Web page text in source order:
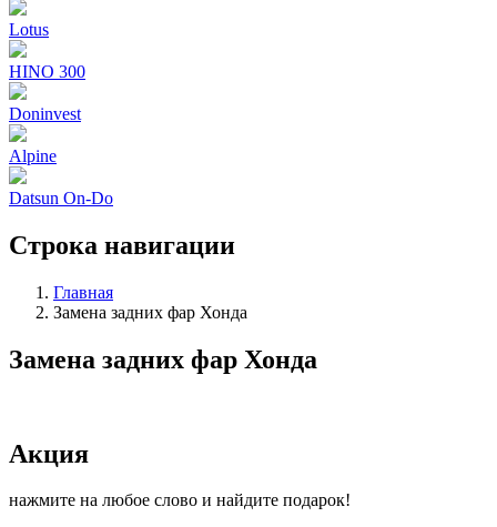
Lotus
HINO 300
Doninvest
Alpine
Datsun On-Do
Строка навигации
Главная
Замена задних фар Хонда
Замена задних фар Хонда
Акция
нажмите на любое слово и найдите подарок!